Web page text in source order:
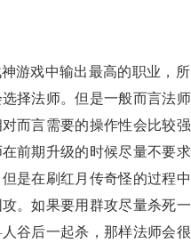
游戏中输出最高的职业，
择法师。但是一般而言法
而言需要的操作性会比较
前期升级的时候尽量不要
是在刷红月传奇怪的过程
。如果要用群攻尽量杀死
谷后一起杀，那样法师会